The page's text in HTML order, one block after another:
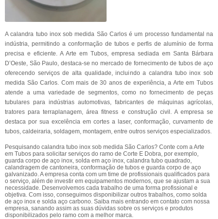
A calandra tubo inox sob medida São Carlos é um processo fundamental na
indústria, permitindo a conformação de tubos e perfis de alumínio de forma
precisa e eficiente. A Arte em Tubos, empresa sediada em Santa Bárbara
D’Oeste, São Paulo, destaca-se no mercado de fornecimento de tubos de aço
oferecendo serviços de alta qualidade, incluindo a calandra tubo inox sob
medida São Carlos. Com mais de 30 anos de experiência, a Arte em Tubos
atende a uma variedade de segmentos, como no fornecimento de peças
tubulares para indústrias automotivas, fabricantes de máquinas agrícolas,
tratores para terraplanagem, área fitness e construção civil. A empresa se
destaca por sua excelência em cortes a laser, conformação, curvamento de
tubos, caldeiraria, soldagem, montagem, entre outros serviços especializados.
Pesquisando calandra tubo inox sob medida São Carlos? Conte com a Arte
em Tubos para solicitar serviços do ramo de Corte E Dobra, por exemplo,
guarda corpo de aço inox, solda em aço inox, calandra tubo quadrado,
calandragem de cantoneira, conformação de tubos e guarda corpo de aço
galvanizado. A empresa conta com um time de profissionais qualificados para
o serviço, além de investir em equipamentos modernos, que se ajustam a sua
necessidade. Desenvolvemos cada trabalho de uma forma profissional e
objetiva. Com isso, conseguimos disponibilizar outros trabalhos, como solda
de aço inox e solda aço carbono. Saiba mais entrando em contato com nossa
empresa, sanando assim as suas dúvidas sobre os serviços e produtos
disponibilizados pelo ramo com a melhor marca.